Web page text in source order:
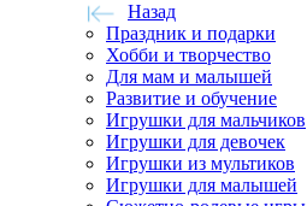
Назад
Праздник и подарки
Хобби и творчество
Для мам и малышей
Развитие и обучение
Игрушки для мальчиков
Игрушки для девочек
Игрушки из мультиков
Игрушки для малышей